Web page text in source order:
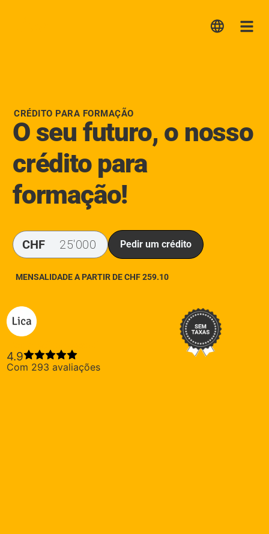
CRÉDITO PARA FORMAÇÃO
O seu futuro, o nosso
crédito para
formação!
CHF Pedir um crédito
MENSALIDADE A PARTIR DE CHF259.10
4.9
Com 293 avaliações